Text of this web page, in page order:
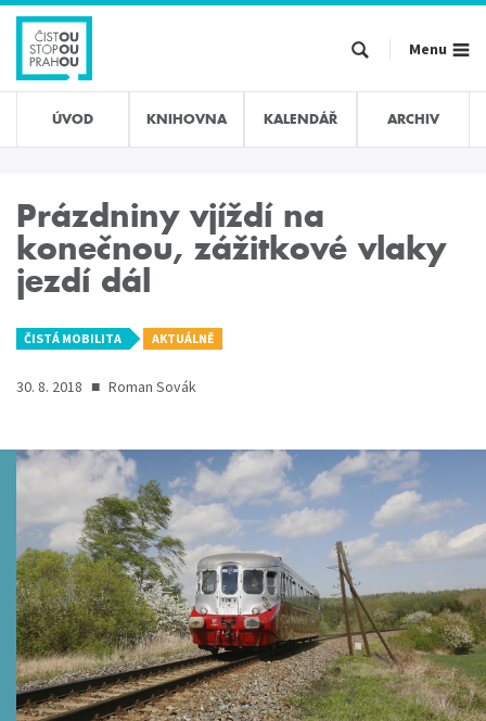
Přejít
hlavnímu
obsahu
Menu
ÚVOD KNIHOVNA KALENDÁŘ ARCHIV
Prázdniny vjíždí na
konečnou, zážitkové vlaky
jezdí dál
ČISTÁ MOBILITA AKTUÁLNĚ
30. 8. 2018 ■ Roman Sovák